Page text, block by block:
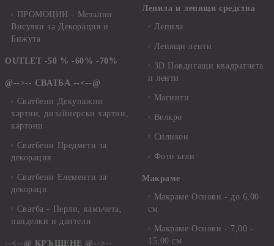
ПРОМОЦИИ - Метални
Висулки за Декорация и
Бижута
OUTLET -50 % -60% -70%
@-->-- СВАТБА --<--@
Сватбени Декупажни
хартии, дизайнерски хартии,
картони
Сватбени Предмети за
декорация
Сватбени Елементи за
декораци
Сватба - Перли, камъчета,
панделки и дантели
--<--@ КРЪЩЕНЕ @-->--
Лепила и лепящи средства
Лепила
Лепящи ленти
3D Повдигащи квадратчета
и ленти
Магнити
Велкро
Силикон
Фото ъгли
Макраме
Макраме Основи - до 6,00
см
Макраме Основи - 7,00 -
15,00 см